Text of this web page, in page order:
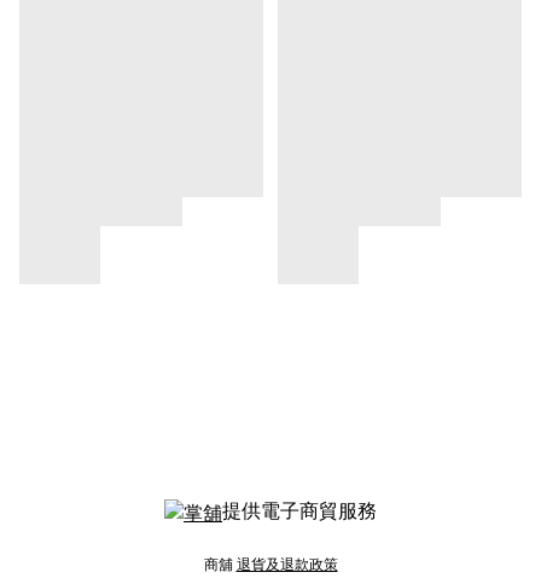
提供電子商貿服務
商舖 退貨及退款政策